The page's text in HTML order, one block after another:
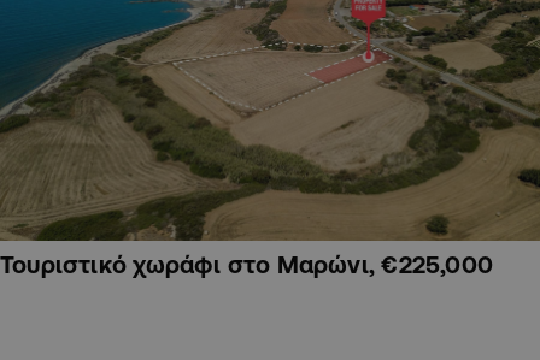
Τουριστικό χωράφι στο Μαρώνι, €225,000